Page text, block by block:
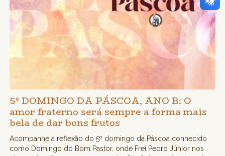
5º DOMINGO DA PÁSCOA, ANO B: O
amor fraterno será sempre a forma mais
bela de dar bons frutos
Acompanhe a reflexão do 5º domingo da Páscoa conhecido
como Domingo do Bom Pastor, onde Frei Pedro Júnior nos